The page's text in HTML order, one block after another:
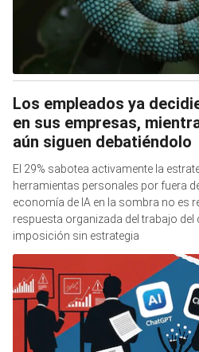
Los empleados ya
en sus empresas,
aún siguen debatiéndolo
El 29% sabotea activamente la
herramientas personales por fuera
economía de IA en la sombra no es
respuesta organizada del trabajo
imposición sin estrategia